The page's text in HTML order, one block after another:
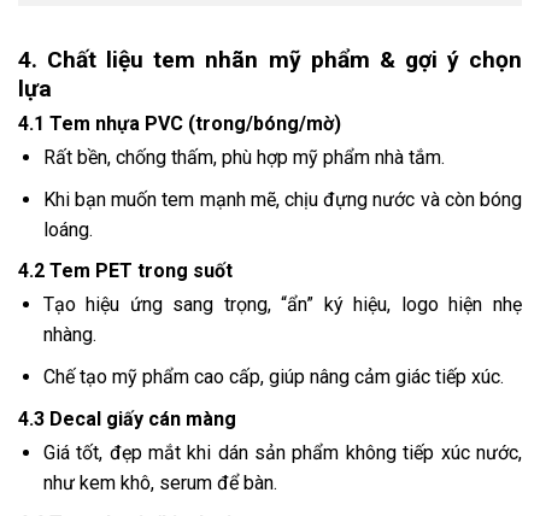
4. Chất liệu tem nhãn mỹ phẩm & gợi ý chọn
lựa
4.1 Tem nhựa PVC (trong/bóng/mờ)
Rất bền, chống thấm, phù hợp mỹ phẩm nhà tắm.
Khi bạn muốn tem mạnh mẽ, chịu đựng nước và còn bóng
loáng.
4.2 Tem PET trong suốt
Tạo hiệu ứng sang trọng, “ẩn” ký hiệu, logo hiện nhẹ
nhàng.
Chế tạo mỹ phẩm cao cấp, giúp nâng cảm giác tiếp xúc.
4.3 Decal giấy cán màng
Giá tốt, đẹp mắt khi dán sản phẩm không tiếp xúc nước,
như kem khô, serum để bàn.